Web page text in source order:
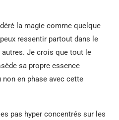
la magie comme quelque
ressentir partout dans le
Je crois que tout le
sa propre essence
en phase avec cette
pas hyper concentrés sur les